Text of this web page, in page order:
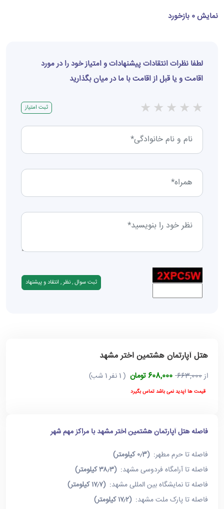
نمایش 0 بازخورد
لطفا نظرات انتقادات پیشنهادات و امتیاز خود را در مورد
اقامت و یا قبل از اقامت با ما در میان بگذارید
★
★
★
★
★ ثبت امتیاز
هتل آپارتمان هشتمین اختر مشهد
از663,000 608,000 تومان ( 1 نفر 1 شب)
قیمت ها آپدید نمی باشد تماس بگیرد
فاصله هتل آپارتمان هشتمین اختر مشهد با مراکز مهم شهر
فاصله تا حرم مطهر:(۰٫3 کیلومتر)
فاصله تا آرامگاه فردوسی مشهد:(۳۸٫۳ کیلومتر)
فاصله تا نمایشگاه بین المللی مشهد:(۱۷٫۷ کیلومتر)
فاصله تا پارک ملت مشهد:(۱۷٫۲ کیلومتر)